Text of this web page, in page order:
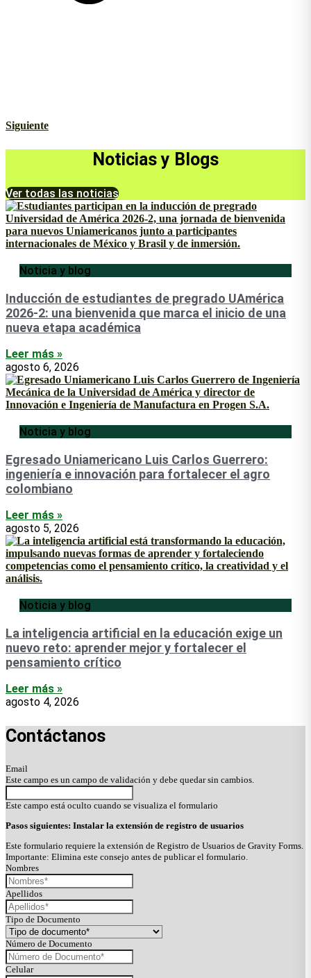
Siguiente
Noticias y Blogs
Ver todas las noticias
Noticia y blog
Inducción de estudiantes de pregrado UAmérica
2026-2: una bienvenida que marca el inicio de una
nueva etapa académica
Leer más »
agosto 6, 2026
Noticia y blog
Egresado Uniamericano Luis Carlos Guerrero:
ingeniería e innovación para fortalecer el agro
colombiano
Leer más »
agosto 5, 2026
Noticia y blog
La inteligencia artificial en la educación exige un
nuevo reto: aprender mejor y fortalecer el
pensamiento crítico
Leer más »
agosto 4, 2026
Contáctanos
Email
Este campo es un campo de validación y debe quedar sin cambios.
Este campo está oculto cuando se visualiza el formulario
Pasos siguientes: Instalar la extensión de registro de usuarios
Este formulario requiere la extensión de Registro de Usuarios de Gravity Forms.
Importante: Elimina este consejo antes de publicar el formulario.
Nombres
Apellidos
Tipo de Documento
Número de Documento
Celular